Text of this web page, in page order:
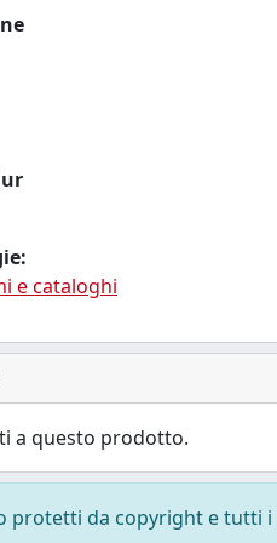
e cataloghi
a questo prodotto.
protetti da copyright e tutti